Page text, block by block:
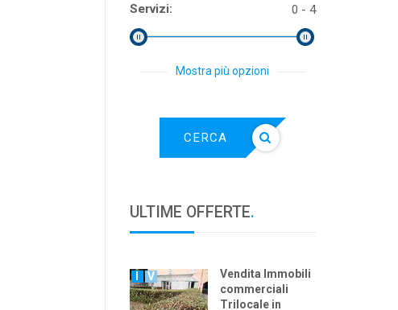
Servizi: 0 - 4
Mostra più opzioni
CERCA
ULTIME OFFERTE.
V
Vendita Immobili
commerciali
Trilocale in